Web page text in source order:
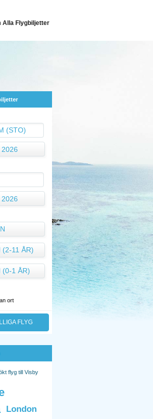
Alla Flygbiljetter
2026
2026
(2-11 ÅR)
(0-1 ÅR)
ort
FLYG
flyg till Visby
London